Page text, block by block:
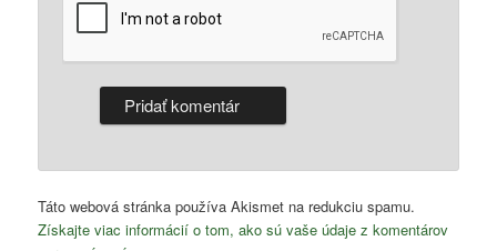
Táto webová stránka používa Akismet na redukciu spamu.
Získajte viac informácií o tom, ako sú vaše údaje z komentárov